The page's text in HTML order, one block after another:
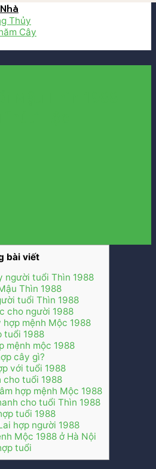
Thủy
Cây
bài viết
người tuổi Thìn 1988
Thìn 1988
tuổi Thìn 1988
cho người 1988
mệnh Mộc 1988
tuổi 1988
mệnh mộc 1988
cây gì?
với tuổi 1988
cho tuổi 1988
hợp mệnh Mộc 1988
cho tuổi Thìn 1988
tuổi 1988
hợp người 1988
Mộc 1988 ở Hà Nội
tuổi